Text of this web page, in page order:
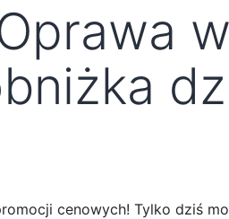
cenowych! Tylko dziś